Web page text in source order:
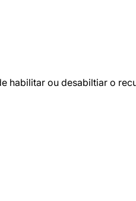
habilitar ou desabiltiar o